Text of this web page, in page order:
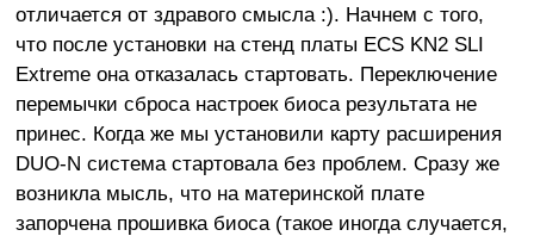
отличается от здравого смысла :). Начнем с того,
что после установки на стенд платы ECS KN2 SLI
Extreme она отказалась стартовать. Переключение
перемычки сброса настроек биоса результата не
принес. Когда же мы установили карту расширения
DUO-N система стартовала без проблем. Сразу же
возникла мысль, что на материнской плате
запорчена прошивка биоса (такое иногда случается,